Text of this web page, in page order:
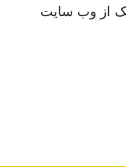
از وب سایت